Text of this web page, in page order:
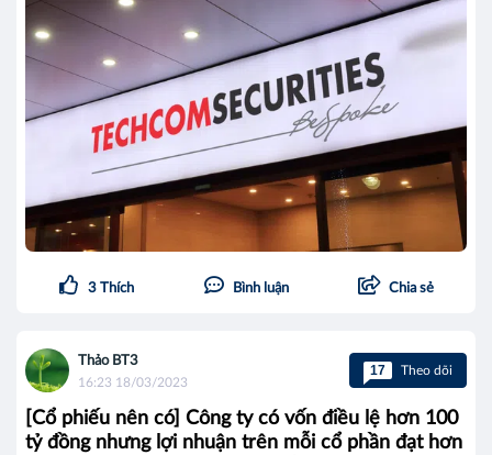
3 Thích Bình luận Chia sẻ
Thảo BT3
16:23 18/03/2023
17 Theo dõi
[Cổ phiếu nên có] Công ty có vốn điều lệ hơn 100
tỷ đồng nhưng lợi nhuận trên mỗi cổ phần đạt hơn